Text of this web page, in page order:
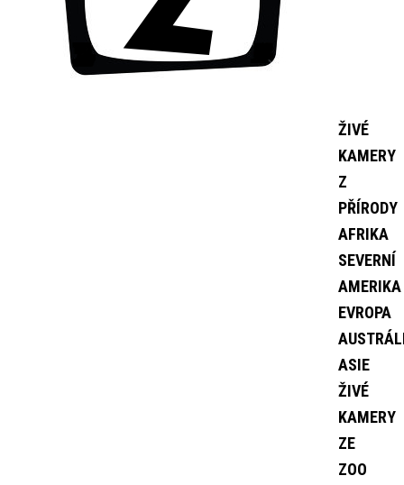
ŽIVÉ
KAMERY
Z
PŘÍRODY
AFRIKA
SEVERNÍ
AMERIKA
EVROPA
ASIE
ŽIVÉ
KAMERY
ZE
ZOO